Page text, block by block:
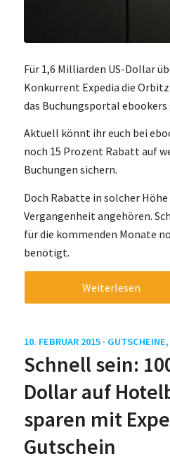
Für 1,6 Milliarden US-Dollar
Konkurrent Expedia die
das Buchungsportal
Aktuell könnt ihr euch bei
noch 15 Prozent Rabatt auf
Buchungen sichern.
Doch Rabatte in solcher
Vergangenheit angehören.
für die kommenden Monate
benötigt.
Weiterlesen
10. FEBRUAR 2015 · GUTSCHEINE,
Schnell sein:
Dollar auf
sparen mit
Gutschein